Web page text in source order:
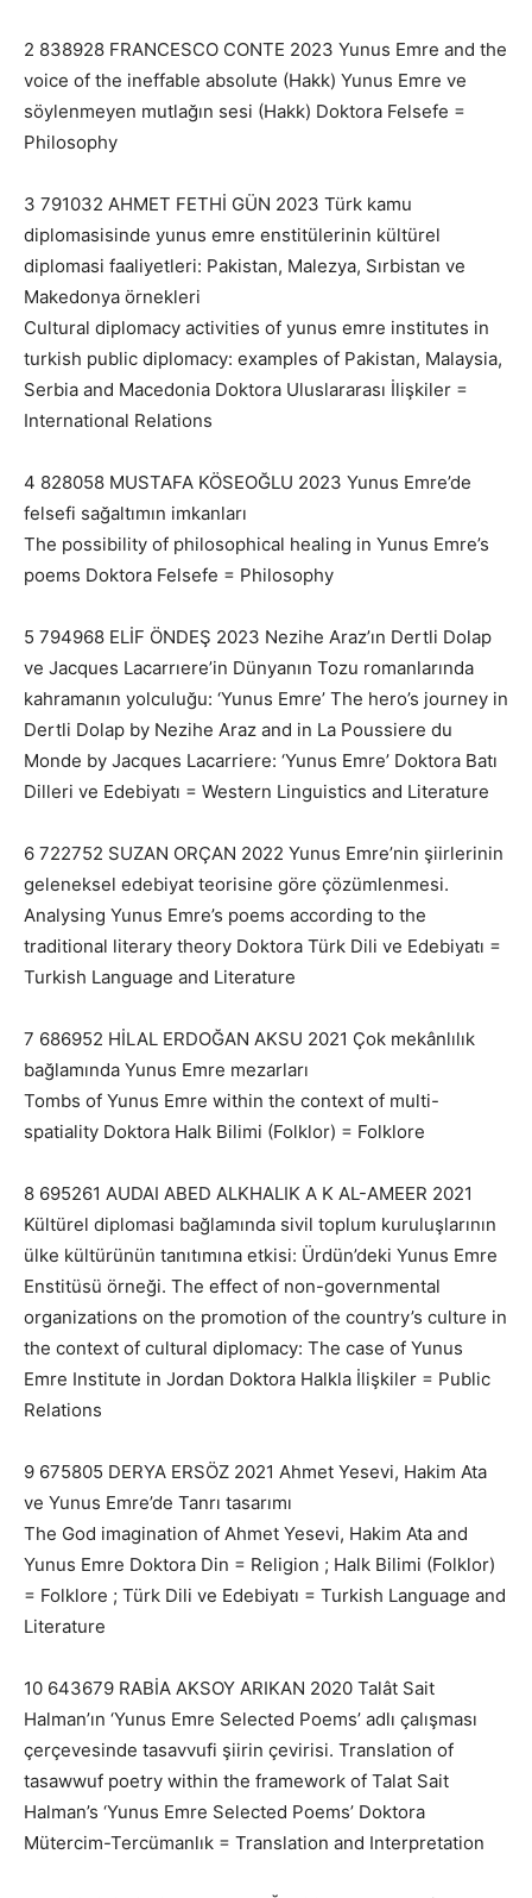
2 838928 FRANCESCO CONTE 2023 Yunus Emre and the
voice of the ineffable absolute (Hakk) Yunus Emre ve
söylenmeyen mutlağın sesi (Hakk) Doktora Felsefe =
Philosophy
3 791032 AHMET FETHİ GÜN 2023 Türk kamu
diplomasisinde yunus emre enstitülerinin kültürel
diplomasi faaliyetleri: Pakistan, Malezya, Sırbistan ve
Makedonya örnekleri
Cultural diplomacy activities of yunus emre institutes in
turkish public diplomacy: examples of Pakistan, Malaysia,
Serbia and Macedonia Doktora Uluslararası İlişkiler =
International Relations
4 828058 MUSTAFA KÖSEOĞLU 2023 Yunus Emre’de
felsefi sağaltımın imkanları
The possibility of philosophical healing in Yunus Emre’s
poems Doktora Felsefe = Philosophy
5 794968 ELİF ÖNDEŞ 2023 Nezihe Araz’ın Dertli Dolap
ve Jacques Lacarrıere’in Dünyanın Tozu romanlarında
kahramanın yolculuğu: ‘Yunus Emre’ The hero’s journey in
Dertli Dolap by Nezihe Araz and in La Poussiere du
Monde by Jacques Lacarriere: ‘Yunus Emre’ Doktora Batı
Dilleri ve Edebiyatı = Western Linguistics and Literature
6 722752 SUZAN ORÇAN 2022 Yunus Emre’nin şiirlerinin
geleneksel edebiyat teorisine göre çözümlenmesi.
Analysing Yunus Emre’s poems according to the
traditional literary theory Doktora Türk Dili ve Edebiyatı =
Turkish Language and Literature
7 686952 HİLAL ERDOĞAN AKSU 2021 Çok mekânlılık
bağlamında Yunus Emre mezarları
Tombs of Yunus Emre within the context of multi-
spatiality Doktora Halk Bilimi (Folklor) = Folklore
8 695261 AUDAI ABED ALKHALIK A K AL-AMEER 2021
Kültürel diplomasi bağlamında sivil toplum kuruluşlarının
ülke kültürünün tanıtımına etkisi: Ürdün’deki Yunus Emre
Enstitüsü örneği. The effect of non-governmental
organizations on the promotion of the country’s culture in
the context of cultural diplomacy: The case of Yunus
Emre Institute in Jordan Doktora Halkla İlişkiler = Public
Relations
9 675805 DERYA ERSÖZ 2021 Ahmet Yesevi, Hakim Ata
ve Yunus Emre’de Tanrı tasarımı
The God imagination of Ahmet Yesevi, Hakim Ata and
Yunus Emre Doktora Din = Religion ; Halk Bilimi (Folklor)
= Folklore ; Türk Dili ve Edebiyatı = Turkish Language and
Literature
10 643679 RABİA AKSOY ARIKAN 2020 Talât Sait
Halman’ın ‘Yunus Emre Selected Poems’ adlı çalışması
çerçevesinde tasavvufi şiirin çevirisi. Translation of
tasawwuf poetry within the framework of Talat Sait
Halman’s ‘Yunus Emre Selected Poems’ Doktora
Mütercim-Tercümanlık = Translation and Interpretation